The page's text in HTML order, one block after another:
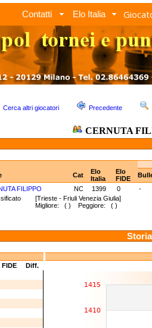
Contatti Elo Italia
Cerca altri giocatori Precedente
CERNUTA
Cat
Elo
Italia
Elo
FIDE
FILIPPO
NC 1399 0
-
[Trieste - Friuli Venezia Giulia]
Migliore: ( ) Peggiore: ( )
FIDE
Diff.